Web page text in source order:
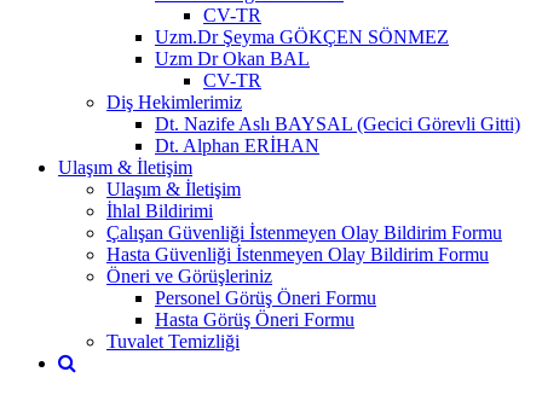
CV-TR
Uzm.Dr Şeyma GÖKÇEN SÖNMEZ
Uzm Dr Okan BAL
CV-TR
Diş Hekimlerimiz
Dt. Nazife Aslı BAYSAL (Gecici Görevli Gitti)
Dt. Alphan ERİHAN
Ulaşım & İletişim
Ulaşım & İletişim
İhlal Bildirimi
Çalışan Güvenliği İstenmeyen Olay Bildirim Formu
Hasta Güvenliği İstenmeyen Olay Bildirim Formu
Öneri ve Görüşleriniz
Personel Görüş Öneri Formu
Hasta Görüş Öneri Formu
Tuvalet Temizliği